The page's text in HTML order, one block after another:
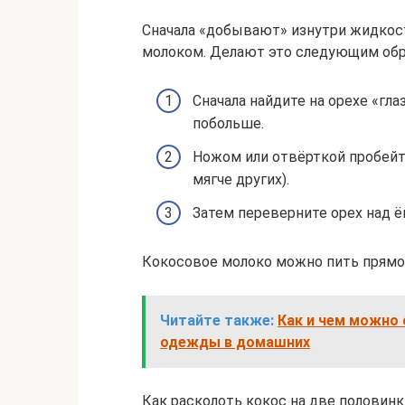
Сначала «добывают» изнутри
молоком. Делают это следующим
Сначала найдите на орехе
побольше.
Ножом или отвёрткой
мягче других).
Затем переверните орех над
Кокосовое молоко можно пить прямо
Читайте также: Как и чем можно
одежды в домашних
Как расколоть кокос на две